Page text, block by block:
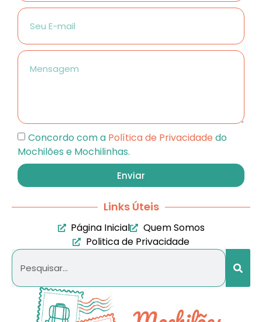
Concordo com a Política de Privacidade do
Mochilões e Mochilinhas.
Enviar
Links Úteis
Página Inicial
Quem Somos
Politica de Privacidade